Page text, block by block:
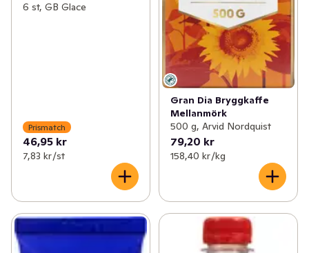
6 st, GB Glace
Prismatch
46,95 kr
7,83 kr /st
Gran Dia Bryggkaffe
Mellanmörk
500 g, Arvid Nordquist
79,20 kr
158,40 kr /kg